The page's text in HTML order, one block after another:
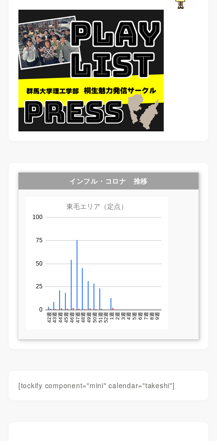
インフル・コロナ 推移
[tockify component="mini" calendar="takeshi"]